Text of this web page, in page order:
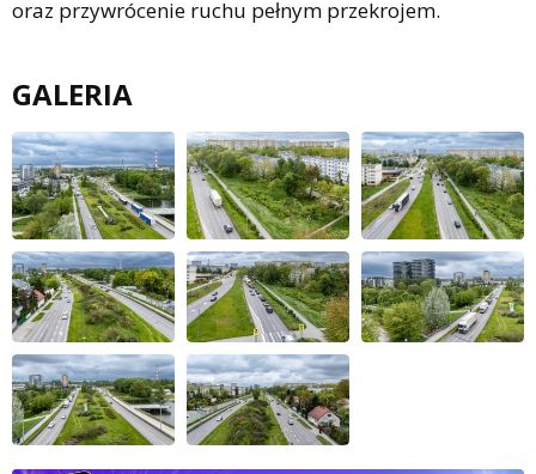
oraz przywrócenie ruchu pełnym przekrojem.
GALERIA